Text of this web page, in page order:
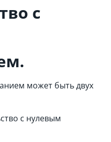
с
может быть двух
с нулевым